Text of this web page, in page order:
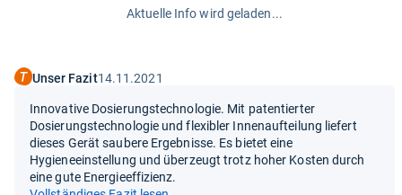
Aktuelle Info wird geladen...
Unser Fazit14.11.2021
Innovative Dosierungstechnologie. Mit patentierter
Dosierungstechnologie und flexibler Innenaufteilung liefert
dieses Gerät saubere Ergebnisse. Es bietet eine
Hygieneeinstellung und überzeugt trotz hoher Kosten durch
eine gute Energieeffizienz.